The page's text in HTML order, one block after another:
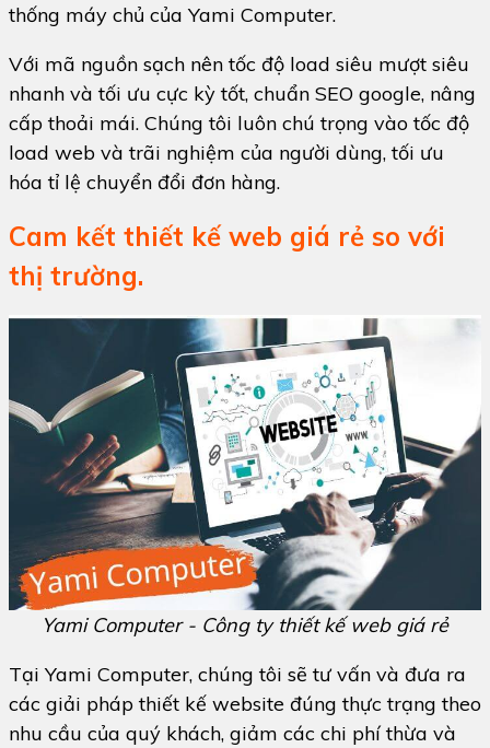
thống máy chủ của Yami Computer.
Với mã nguồn sạch nên tốc độ load siêu mượt siêu
nhanh và tối ưu cực kỳ tốt, chuẩn SEO google, nâng
cấp thoải mái. Chúng tôi luôn chú trọng vào tốc độ
load web và trãi nghiệm của người dùng, tối ưu
hóa tỉ lệ chuyển đổi đơn hàng.
Cam kết thiết kế web giá rẻ so với
thị trường.
Yami Computer - Công ty thiết kế web giá rẻ
Tại Yami Computer, chúng tôi sẽ tư vấn và đưa ra
các giải pháp thiết kế website đúng thực trạng theo
nhu cầu của quý khách, giảm các chi phí thừa và